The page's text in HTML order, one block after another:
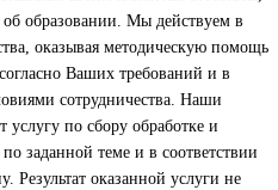
образовании. Мы действуем в
оказывая методическую помощь
Ваших требований и в
сотрудничества. Наши
услугу по сбору обработке и
заданной теме и в соответствии
Результат оказанной услуги не